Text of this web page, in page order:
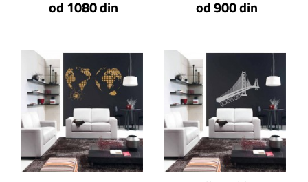
od 1080 din od 900 din
Klikni za detalje Klikni za detalje